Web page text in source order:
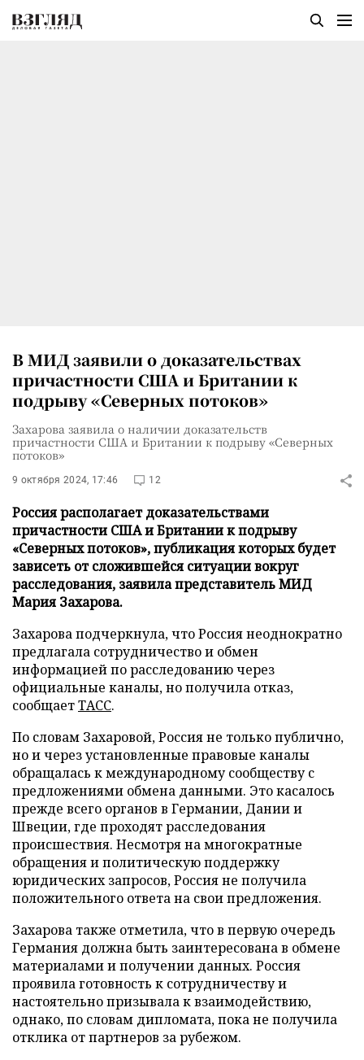
В МИД заявили о доказательствах
причастности США и Британии к
подрыву «Северных потоков»
Захарова заявила о наличии доказательств
причастности США и Британии к подрыву «Северных
потоков»
9 октября 2024, 17:46 12
Россия располагает доказательствами
причастности США и Британии к подрыву
«Северных потоков», публикация которых будет
зависеть от сложившейся ситуации вокруг
расследования, заявила представитель МИД
Мария Захарова.
Захарова подчеркнула, что Россия неоднократно
предлагала сотрудничество и обмен
информацией по расследованию через
официальные каналы, но получила отказ,
сообщаетТАСС.
По словам Захаровой, Россия не только публично,
но и через установленные правовые каналы
обращалась к международному сообществу с
предложениями обмена данными. Это касалось
прежде всего органов в Германии, Дании и
Швеции, где проходят расследования
происшествия. Несмотря на многократные
обращения и политическую поддержку
юридических запросов, Россия не получила
положительного ответа на свои предложения.
Захарова также отметила, что в первую очередь
Германия должна быть заинтересована в обмене
материалами и получении данных. Россия
проявила готовность к сотрудничеству и
настоятельно призывала к взаимодействию,
однако, по словам дипломата, пока не получила
отклика от партнеров за рубежом.